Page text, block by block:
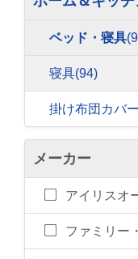
ベッド・寝具
寝具(94)
掛け布団カバー
メーカー
アイリスオ
ファミリー